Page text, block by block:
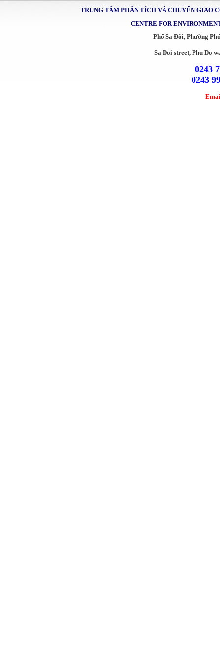
TRUNG TÂM PHÂN TÍCH VÀ CHUYỂN GIAO
CENTRE FOR
Phố Sa Đôi, Phường
Sa Doi street, Phu Do
0243
0243